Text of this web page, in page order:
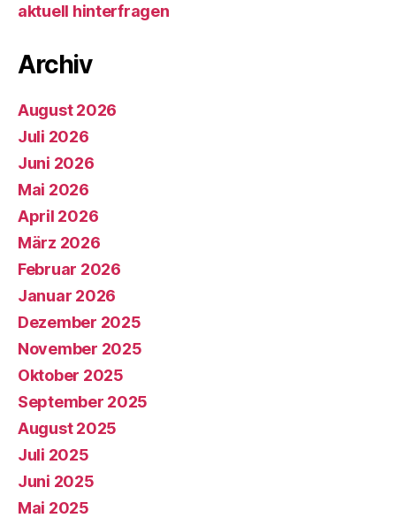
aktuell hinterfragen
Archiv
August 2026
Juli 2026
Juni 2026
Mai 2026
April 2026
März 2026
Februar 2026
Januar 2026
Dezember 2025
November 2025
Oktober 2025
September 2025
August 2025
Juli 2025
Juni 2025
Mai 2025